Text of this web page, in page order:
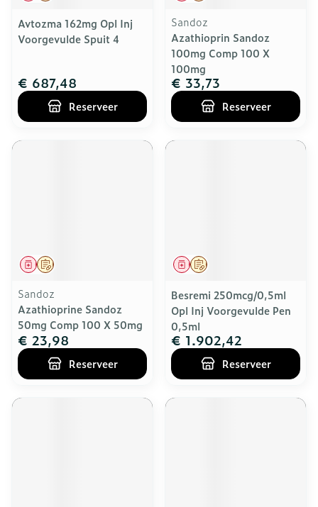
Avtozma 162mg Opl Inj
Voorgevulde Spuit 4
€ 687,48
Reserveer
Sandoz
Azathioprin Sandoz
100mg Comp 100 X
100mg
€ 33,73
Reserveer
Op voorschrift
Geneesmiddel
Sandoz
Azathioprine Sandoz
50mg Comp 100 X 50mg
€ 23,98
Reserveer
Op voorschrift
Geneesmiddel
Besremi 250mcg/0,5ml
Opl Inj Voorgevulde Pen
0,5ml
€ 1.902,42
Reserveer